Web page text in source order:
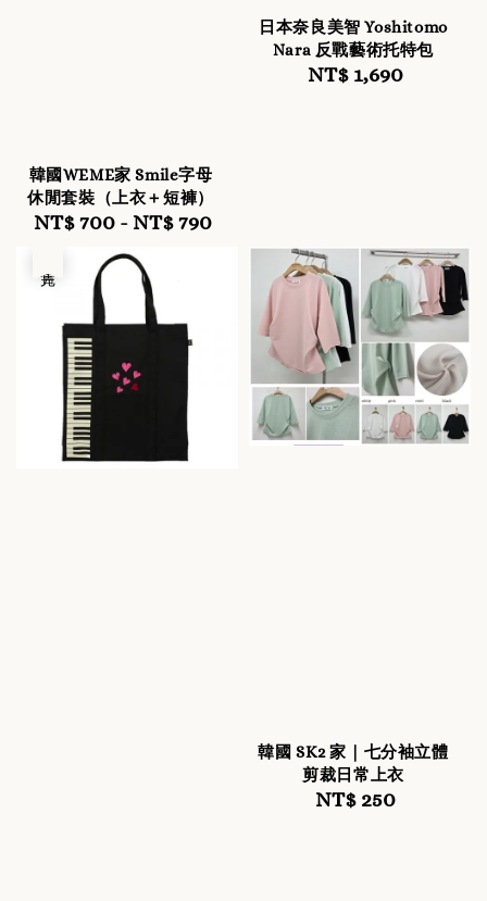
韓國WEME家 Smile字母
休閒套裝（上衣＋短褲）
Regular
price
NT$ 700 - NT$ 790
日本奈良美智 Yoshitomo
Nara 反戰藝術托特包
Regular
NT$ 1,690
韓國 SK2 家｜七分袖立體
剪裁日常上衣
Regular
NT$ 250